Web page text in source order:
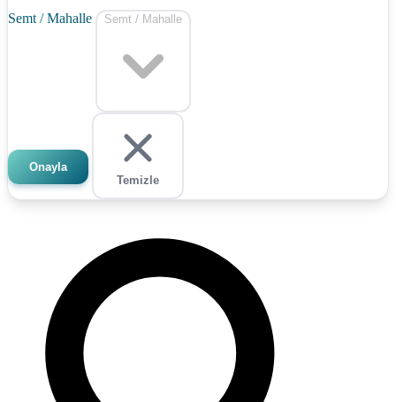
Semt / Mahalle Semt / Mahalle
Onayla
Temizle